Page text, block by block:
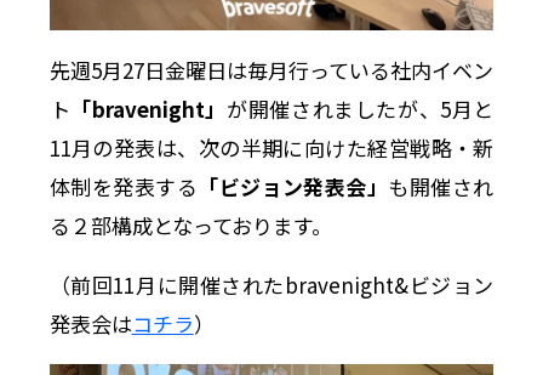
先週5月27日金曜日は毎月行っている社内イベン
ト 「bravenight」 が開催されましたが、5月と
11月の発表は、次の半期に向けた経営戦略・新
体制を発表する 「ビジョン発表会」 も開催され
る２部構成となっております。
（前回11月に開催されたbravenight&ビジョン
発表会はコチラ）